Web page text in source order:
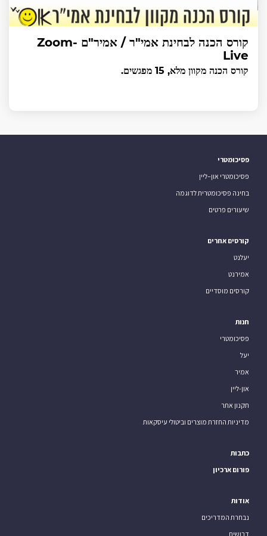
קורס הכנה לבחינת אמי"ר / אמיר"ם Zoom-
Live
קורס הכנה מקוון מלא, 15 מפגשים.
פסיכומטרי
פסיכומטרי און–ליין
בחינה פסיכומטרית לדוגמה
שיעורים פרטים
קורסים אחרים
יעלנט
אמירנט
קורסים מוסדיים
חנות
פסיכומטרי
יעל
אמיר
און-ליין
תקנון אתר
מדיניות החזרת מוצרים וביטולי עיסקאות
כתבות
פורום ארכיון
אודות
נבחרת המדריכים
דרושים